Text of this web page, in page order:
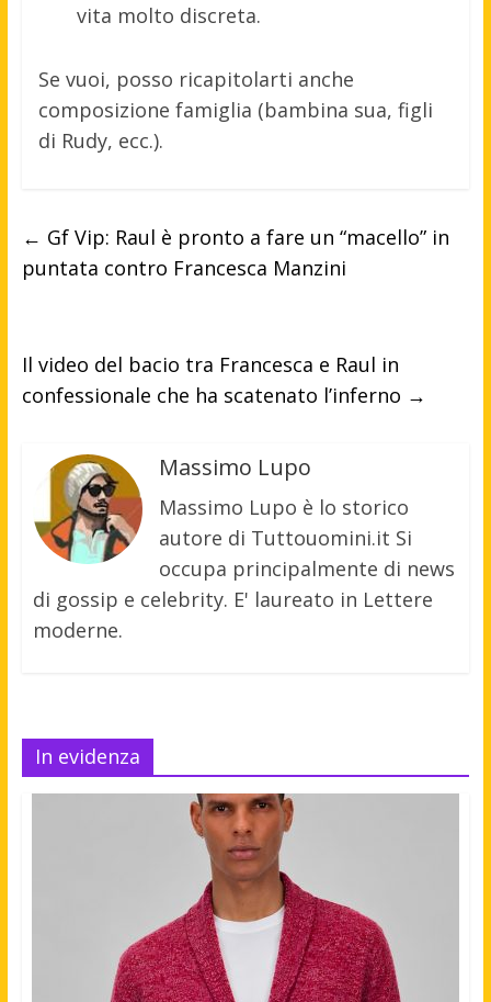
vita molto discreta.
Se vuoi, posso ricapitolarti anche
composizione famiglia (bambina sua, figli
di Rudy, ecc.).
← Gf Vip: Raul è pronto a fare un “macello” in
puntata contro Francesca Manzini
Il video del bacio tra Francesca e Raul in
confessionale che ha scatenato l’inferno →
Massimo Lupo
Massimo Lupo è lo storico
autore di Tuttouomini.it Si
occupa principalmente di news
di gossip e celebrity. E' laureato in Lettere
moderne.
In evidenza